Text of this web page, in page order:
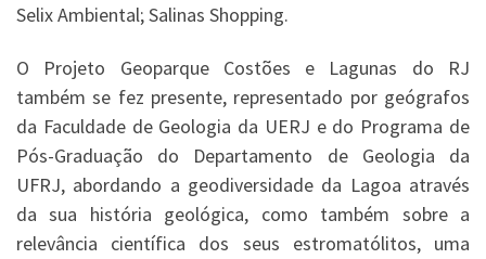
Selix Ambiental; Salinas Shopping.
O Projeto Geoparque Costões e Lagunas do RJ
também se fez presente, representado por geógrafos
da Faculdade de Geologia da UERJ e do Programa de
Pós-Graduação do Departamento de Geologia da
UFRJ, abordando a geodiversidade da Lagoa através
da sua história geológica, como também sobre a
relevância científica dos seus estromatólitos, uma